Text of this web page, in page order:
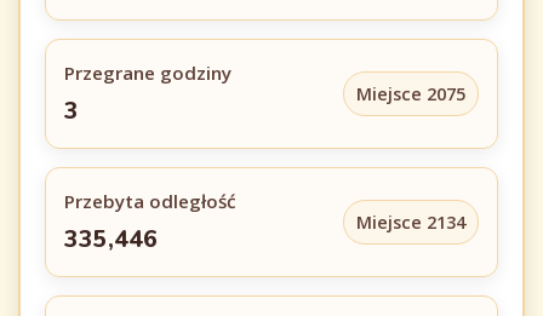
Przegrane godziny
3
Miejsce 2075
Przebyta odległość
335,446
Miejsce 2134